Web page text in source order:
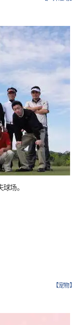
场。
【宠物】